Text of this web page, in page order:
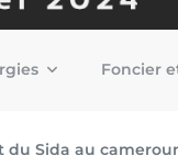
Foncier
du Sida au